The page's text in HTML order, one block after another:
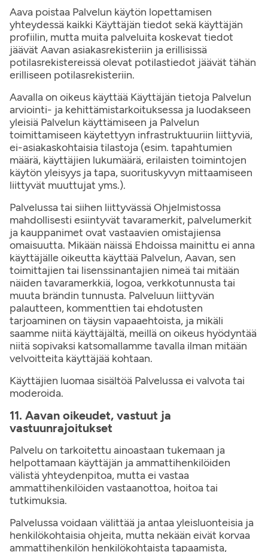
Aava poistaa Palvelun käytön lopettamisen
yhteydessä kaikki Käyttäjän tiedot sekä käyttäjän
profiilin, mutta muita palveluita koskevat tiedot
jäävät Aavan asiakasrekisteriin ja erillisissä
potilasrekistereissä olevat potilastiedot jäävät tähän
erilliseen potilasrekisteriin.
Aavalla on oikeus käyttää Käyttäjän tietoja Palvelun
arviointi- ja kehittämistarkoituksessa ja luodakseen
yleisiä Palvelun käyttämiseen ja Palvelun
toimittamiseen käytettyyn infrastruktuuriin liittyviä,
ei-asiakaskohtaisia tilastoja (esim. tapahtumien
määrä, käyttäjien lukumäärä, erilaisten toimintojen
käytön yleisyys ja tapa, suorituskyvyn mittaamiseen
liittyvät muuttujat yms.).
Palvelussa tai siihen liittyvässä Ohjelmistossa
mahdollisesti esiintyvät tavaramerkit, palvelumerkit
ja kauppanimet ovat vastaavien omistajiensa
omaisuutta. Mikään näissä Ehdoissa mainittu ei anna
käyttäjälle oikeutta käyttää Palvelun, Aavan, sen
toimittajien tai lisenssinantajien nimeä tai mitään
näiden tavaramerkkiä, logoa, verkkotunnusta tai
muuta brändin tunnusta. Palveluun liittyvän
palautteen, kommenttien tai ehdotusten
tarjoaminen on täysin vapaaehtoista, ja mikäli
saamme niitä käyttäjältä, meillä on oikeus hyödyntää
niitä sopivaksi katsomallamme tavalla ilman mitään
velvoitteita käyttäjää kohtaan.
Käyttäjien luomaa sisältöä Palvelussa ei valvota tai
moderoida.
11. Aavan oikeudet, vastuut ja
vastuunrajoitukset
Palvelu on tarkoitettu ainoastaan tukemaan ja
helpottamaan käyttäjän ja ammattihenkilöiden
välistä yhteydenpitoa, mutta ei vastaa
ammattihenkilöiden vastaanottoa, hoitoa tai
tutkimuksia.
Palvelussa voidaan välittää ja antaa yleisluonteisia ja
henkilökohtaisia ohjeita, mutta nekään eivät korvaa
ammattihenkilön henkilökohtaista tapaamista,